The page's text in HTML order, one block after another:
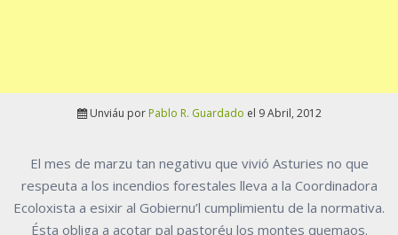
Unviáu por Pablo R. Guardado el 9 Abril, 2012
El mes de marzu tan negativu que vivió Asturies no que
respeuta a los incendios forestales lleva a la Coordinadora
Ecoloxista a esixir al Gobiernu’l cumplimientu de la normativa.
Ésta obliga a acotar pal pastoréu los montes quemaos.